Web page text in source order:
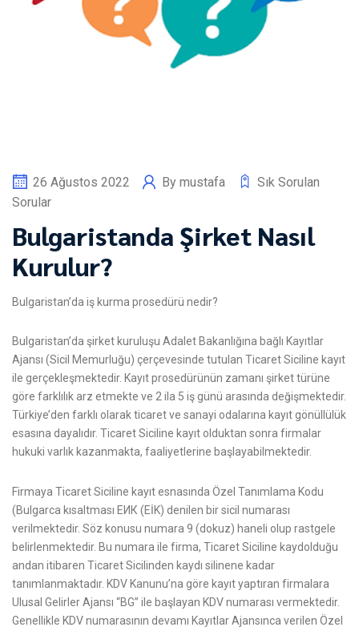
26 Ağustos 2022 By mustafa
Sık Sorulan
Sorular
Bulgaristanda Şirket Nasıl
Kurulur?
Bulgaristan’da iş kurma prosedürü nedir?
Bulgaristan’da şirket kuruluşu Adalet Bakanlığına bağlı Kayıtlar
Ajansı (Sicil Memurluğu) çerçevesinde tutulan Ticaret Siciline kayıt
ile gerçekleşmektedir. Kayıt prosedürünün zamanı şirket türüne
göre farklılık arz etmekte ve 2 ila 5 iş günü arasında değişmektedir.
Türkiye’den farklı olarak ticaret ve sanayi odalarına kayıt gönüllülük
esasına dayalıdır. Ticaret Siciline kayıt olduktan sonra firmalar
hukuki varlık kazanmakta, faaliyetlerine başlayabilmektedir.
Firmaya Ticaret Siciline kayıt esnasında Özel Tanımlama Kodu
(Bulgarca kısaltması ЕИК (EİK) denilen bir sicil numarası
verilmektedir. Söz konusu numara 9 (dokuz) haneli olup rastgele
belirlenmektedir. Bu numara ile firma, Ticaret Siciline kaydolduğu
andan itibaren Ticaret Sicilinden kaydı silinene kadar
tanımlanmaktadır. KDV Kanunu’na göre kayıt yaptıran firmalara
Ulusal Gelirler Ajansı “BG” ile başlayan KDV numarası vermektedir.
Genellikle KDV numarasının devamı Kayıtlar Ajansınca verilen Özel